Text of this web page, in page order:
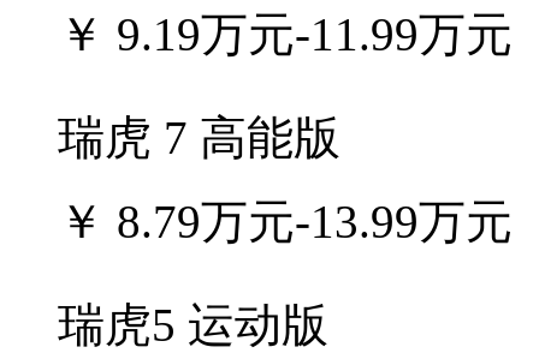
￥ 9.19万元-11.99万元
瑞虎 7 高能版
￥ 8.79万元-13.99万元
瑞虎5 运动版